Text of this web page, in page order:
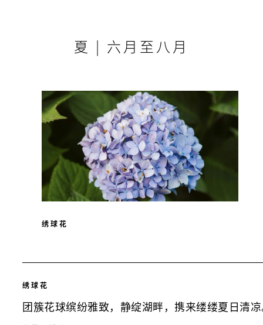
夏 | 六月至八月
绣球花
绣球花
团簇花球缤纷雅致，静绽湖畔，携来缕缕夏日清